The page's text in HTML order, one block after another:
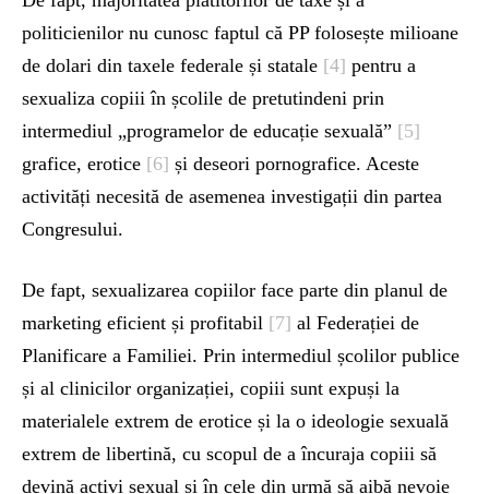
politicienilor nu cunosc faptul că PP folosește milioane
de dolari din taxele federale și statale [4] pentru a
sexualiza copiii în școlile de pretutindeni prin
intermediul „programelor de educație sexuală” [5]
grafice, erotice [6] și deseori pornografice. Aceste
activități necesită de asemenea investigații din partea
Congresului.
De fapt, sexualizarea copiilor face parte din planul de
marketing eficient și profitabil [7] al Federației de
Planificare a Familiei. Prin intermediul școlilor publice
și al clinicilor organizației, copiii sunt expuși la
materialele extrem de erotice și la o ideologie sexuală
extrem de libertină, cu scopul de a încuraja copiii să
devină activi sexual și în cele din urmă să aibă nevoie